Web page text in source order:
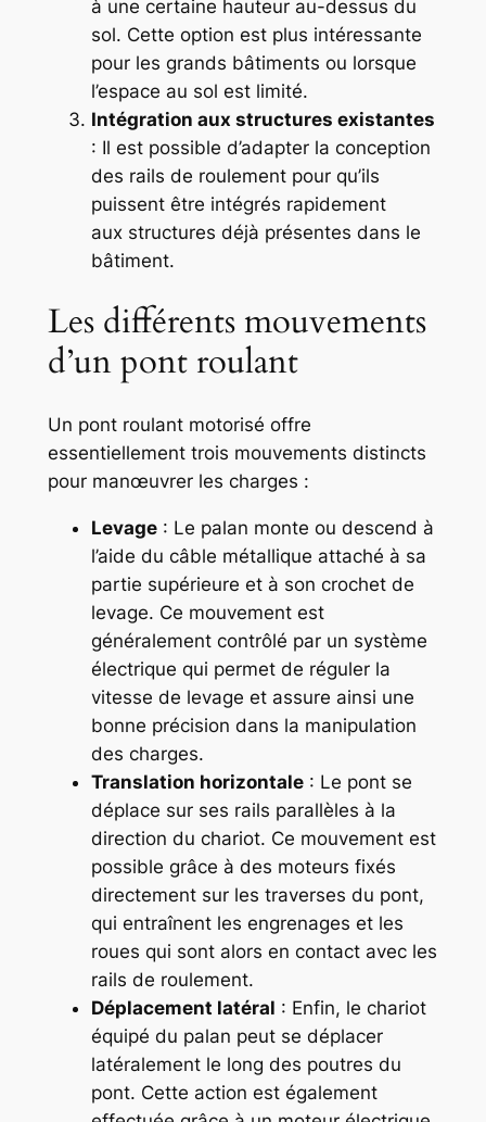
à une certaine hauteur au-dessus du
sol. Cette option est plus intéressante
pour les grands bâtiments ou lorsque
l’espace au sol est limité.
Intégration aux structures existantes
: Il est possible d’adapter la conception
des rails de roulement pour qu’ils
puissent être intégrés rapidement
aux structures déjà présentes dans le
bâtiment.
Les différents mouvements
d’un pont roulant
Un pont roulant motorisé offre
essentiellement trois mouvements distincts
pour manœuvrer les charges :
Levage: Le palan monte ou descend à
l’aide du câble métallique attaché à sa
partie supérieure et à son crochet de
levage. Ce mouvement est
généralement contrôlé par un système
électrique qui permet de réguler la
vitesse de levage et assure ainsi une
bonne précision dans la manipulation
des charges.
Translation horizontale: Le pont se
déplace sur ses rails parallèles à la
direction du chariot. Ce mouvement est
possible grâce à des moteurs fixés
directement sur les traverses du pont,
qui entraînent les engrenages et les
roues qui sont alors en contact avec les
rails de roulement.
Déplacement latéral : Enfin, le chariot
équipé du palan peut se déplacer
latéralement le long des poutres du
pont. Cette action est également